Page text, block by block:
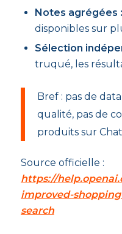
Notes agrégées :
disponibles sur
Sélection
truqué, les
Bref : pas de
qualité, pas de
produits sur
Source officielle :
https://
improved-
search